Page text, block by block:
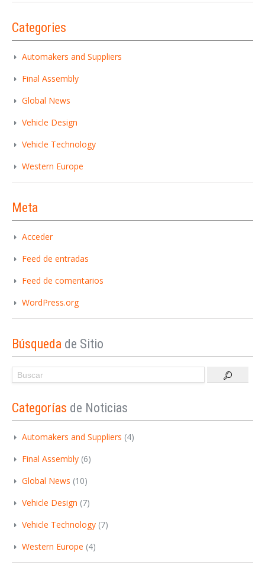
¿Ha olvidado la contraseña?
Categories
Automakers and Suppliers
Final Assembly
Global News
Vehicle Design
Vehicle Technology
Western Europe
Meta
Acceder
Feed de entradas
Feed de comentarios
WordPress.org
Búsqueda de Sitio
Categorías de Noticias
Automakers and Suppliers (4)
Final Assembly (6)
Global News (10)
Vehicle Design (7)
Vehicle Technology (7)
Western Europe (4)